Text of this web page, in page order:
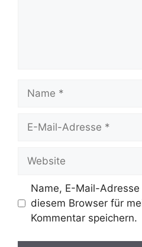
Name
Website
Name, E-Mail-
diesem Browser für
Kommentar speichern.